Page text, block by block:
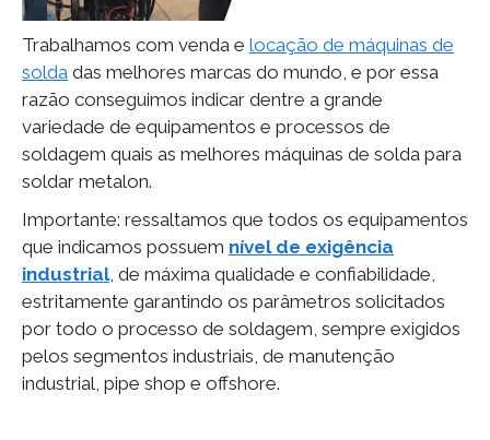
Trabalhamos com venda e locação de máquinas de
solda das melhores marcas do mundo, e por essa
razão conseguimos indicar dentre a grande
variedade de equipamentos e processos de
soldagem quais as melhores máquinas de solda para
soldar metalon.
Importante: ressaltamos que todos os equipamentos
que indicamos possuem nível de exigência
industrial, de máxima qualidade e confiabilidade,
estritamente garantindo os parâmetros solicitados
por todo o processo de soldagem, sempre exigidos
pelos segmentos industriais, de manutenção
industrial, pipe shop e offshore.